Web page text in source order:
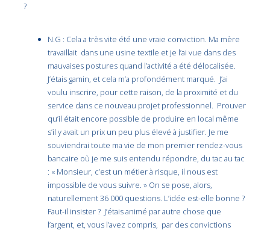
?
N.G : Cela a très vite été une vraie conviction. Ma mère
travaillait dans une usine textile et je l’ai vue dans des
mauvaises postures quand l’activité a été délocalisée.
J’étais gamin, et cela m’a profondément marqué. J’ai
voulu inscrire, pour cette raison, de la proximité et du
service dans ce nouveau projet professionnel. Prouver
qu’il était encore possible de produire en local même
s’il y avait un prix un peu plus élevé à justifier. Je me
souviendrai toute ma vie de mon premier rendez-vous
bancaire où je me suis entendu répondre, du tac au tac
: « Monsieur, c’est un métier à risque, il nous est
impossible de vous suivre. » On se pose, alors,
naturellement 36 000 questions. L’idée est-elle bonne ?
Faut-il insister ? J’étais animé par autre chose que
l’argent, et, vous l’avez compris, par des convictions